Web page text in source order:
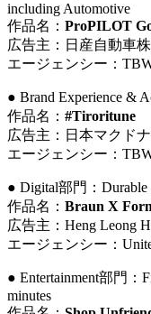
including Automotive
作品名： ProPILOT
広告主：日産自動車
エージェンシー：
● Brand Experience &
作品名： #Tiroritune
広告主：日本マクド
エージェンシー：
● Digital部門：Durable
作品名： Braun X
広告主：Heng Leong
エージェンシー：
● Entertainment部門：
minutes